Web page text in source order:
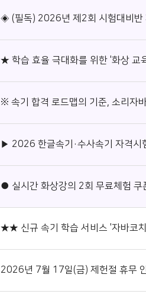
◈ (필독) 2026년 제2회 시험대비반
★ 학습 효율 극대화를 위한 '화상 교
※ 속기 합격 로드맵의 기준, 소리자
▶ 2026 한글속기·수사속기 자격시
● 실시간 화상강의 2회 무료체험
★★ 신규 속기 학습 서비스 '자바코
2026년 7월 17일(금) 제헌절 휴무